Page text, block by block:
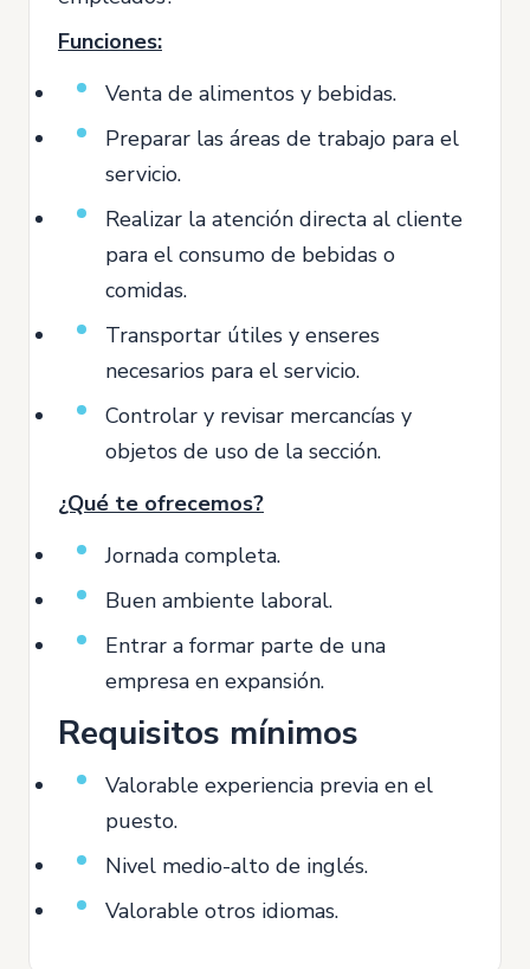
Funciones:
Venta de alimentos y bebidas.
Preparar las áreas de trabajo para el
servicio.
Realizar la atención directa al cliente
para el consumo de bebidas o
comidas.
Transportar útiles y enseres
necesarios para el servicio.
Controlar y revisar mercancías y
objetos de uso de la sección.
¿Qué te ofrecemos?
Jornada completa.
Buen ambiente laboral.
Entrar a formar parte de una
empresa en expansión.
Requisitos mínimos
Valorable experiencia previa en el
puesto.
Nivel medio-alto de inglés.
Valorable otros idiomas.